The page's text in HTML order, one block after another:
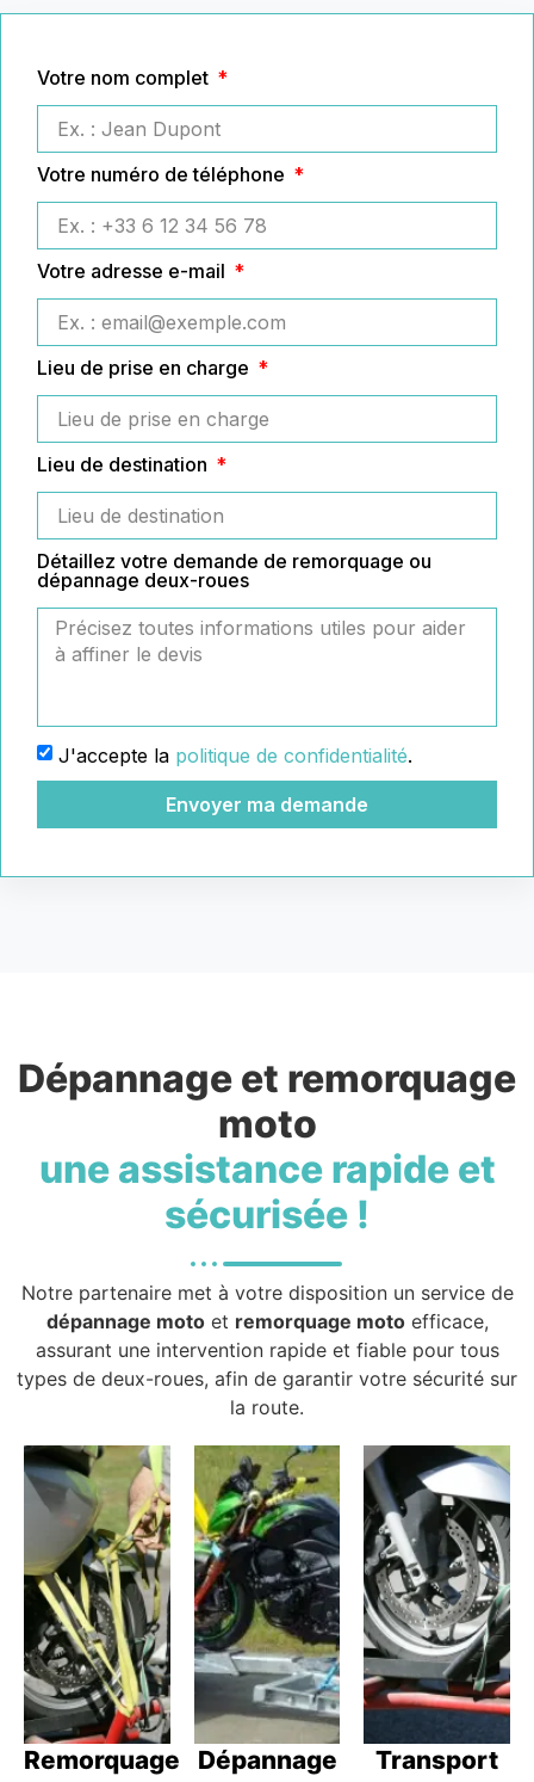
Votre nom complet
Votre numéro de téléphone
Votre adresse e-mail
Lieu de prise en charge
Lieu de destination
Détaillez votre demande de remorquage ou
dépannage deux-roues
J'accepte la politique de confidentialité.
Envoyer ma demande
Dépannage et remorquage
moto
une assistance rapide et
sécurisée !
Notre partenaire met à votre disposition un service de
dépannage motoet remorquage motoefficace,
assurant une intervention rapide et fiable pour tous
types de deux-roues, afin de garantir votre sécurité sur
la route.
Remorquage
Dépannage
Transport